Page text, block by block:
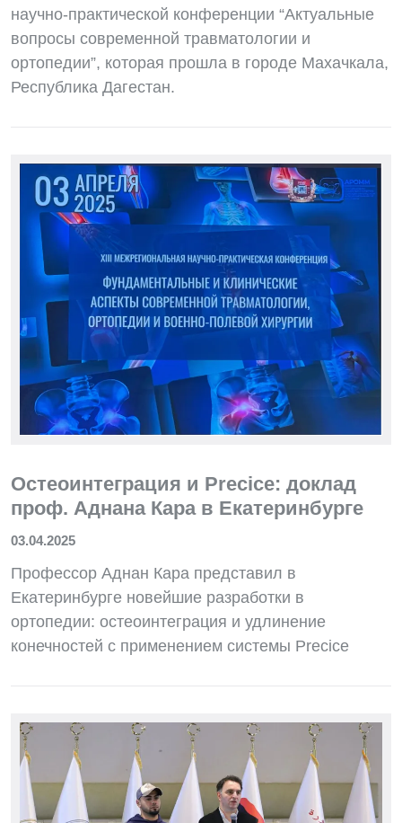
научно-практической конференции “Актуальные
вопросы современной травматологии и
ортопедии”, которая прошла в городе Махачкала,
Республика Дагестан.
Остеоинтеграция и Precice: доклад
проф. Аднана Кара в Екатеринбурге
03.04.2025
Профессор Аднан Кара представил в
Екатеринбурге новейшие разработки в
ортопедии: остеоинтеграция и удлинение
конечностей с применением системы Precice